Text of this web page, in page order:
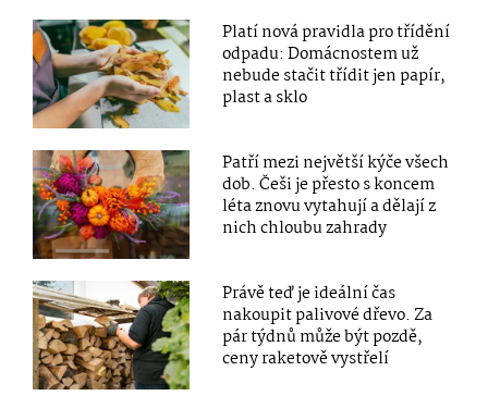
Platí nová pravidla pro třídění
odpadu: Domácnostem už
nebude stačit třídit jen papír,
plast a sklo
Patří mezi největší kýče všech
dob. Češi je přesto s koncem
léta znovu vytahují a dělají z
nich chloubu zahrady
Právě teď je ideální čas
nakoupit palivové dřevo. Za
pár týdnů může být pozdě,
ceny raketově vystřelí